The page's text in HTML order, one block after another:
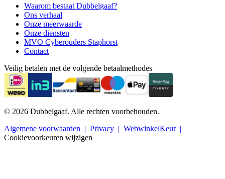
Waarom bestaat Dubbelgaaf?
Ons verhaal
Onze meerwaarde
Onze diensten
MVO Cyberouders Staphorst
Contact
Veilig betalen met de volgende betaalmethodes
© 2026 Dubbelgaaf. Alle rechten voorbehouden.
Algemene voorwaarden
Privacy
WebwinkelKeur
Cookievoorkeuren wijzigen